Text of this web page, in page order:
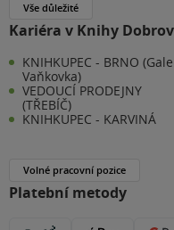
Vše důležité
Kariéra v Knihy
KNIHKUPEC - BRNO
Vaňkovka)
VEDOUCÍ PRODEJNY
(TŘEBÍČ)
KNIHKUPEC - KARVINÁ
Volné pracovní pozice
Platební metody